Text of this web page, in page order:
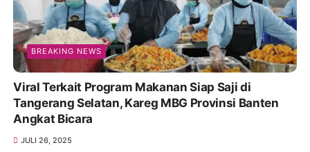
BREAKING NEWS
Viral Terkait Program Makanan Siap Saji di
Tangerang Selatan, Kareg MBG Provinsi Banten
Angkat Bicara
JULI 26, 2025